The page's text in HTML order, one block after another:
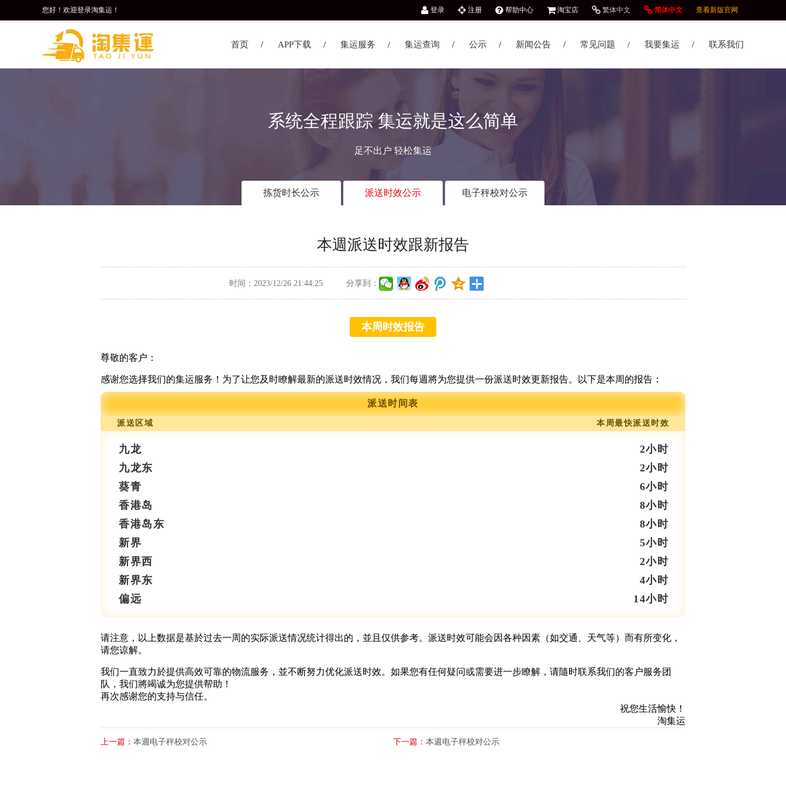
您好！欢迎登录淘集运！ 登录 注册 帮助中心 淘宝店 繁体中文 简体中文 查看新版官网
首页 APP下载 集运服务 集运查询 公示 新闻公告 常见问题 我要集运 联系我们
系统全程跟踪 集运就是这么简单
足不出户 轻松集运
拣货时长公示 派送时效公示 电子秤校对公示
本週派送时效跟新报告
时间：2023/12/26 21:44:25 分享到：
本周时效报告
尊敬的客户：
感谢您选择我们的集运服务！为了让您及时瞭解最新的派送时效情况，我们每週將为您提供一份派送时效更新报告。以下是本周的报告：
派送时间表
派送区域 本周最快派送时效
九龙
2小时
九龙东
2小时
葵青
6小时
香港岛
8小时
香港岛东
8小时
新界
5小时
新界西
2小时
新界东
4小时
偏远
14小时
请注意，以上数据是基於过去一周的实际派送情况统计得出的，並且仅供参考。派送时效可能会因各种因素（如交通、天气等）而有所变化，
请您谅解。
我们一直致力於提供高效可靠的物流服务，並不断努力优化派送时效。如果您有任何疑问或需要进一步瞭解，请隨时联系我们的客户服务团
队，我们將竭诚为您提供帮助！
再次感谢您的支持与信任。
祝您生活愉快！
淘集运
上一篇： 本週电子秤校对公示 下一篇： 本週电子秤校对公示